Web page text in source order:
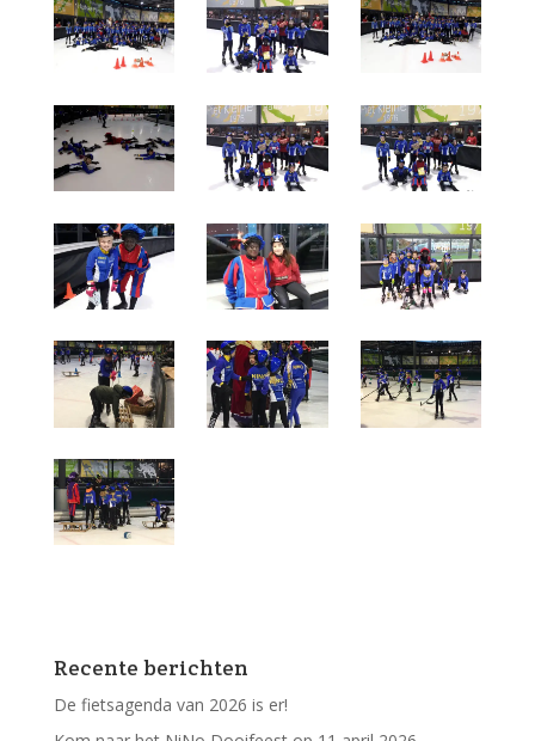
Recente berichten
De fietsagenda van 2026 is er!